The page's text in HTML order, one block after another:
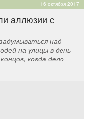
16 октября 2017
аллюзии с
над
на улицы в день
когда дело